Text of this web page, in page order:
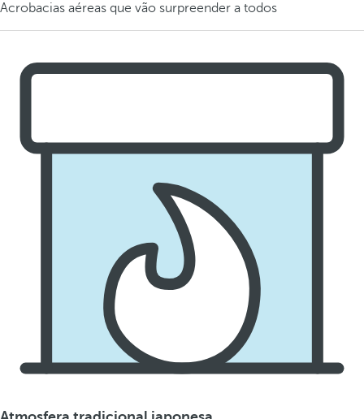
Acrobacias aéreas que vão surpreender a todos